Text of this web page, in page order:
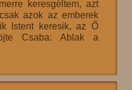
keresgéltem, azt
azok az emberek
Istent keresik, az Ő
Csaba: Ablak a